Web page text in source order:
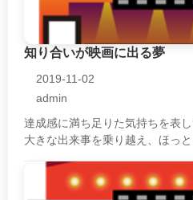
知り合いが映画に出る夢
2019-11-02
admin
達成感に満ち足りた気持ちを表しています。
大きな出来事を乗り越え、ほっ
います。 その満足感は次のス・